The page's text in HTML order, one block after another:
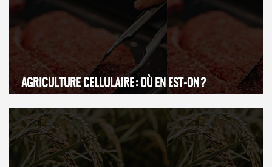
AGRICULTURE CELLULAIRE : OÙ EN EST-ON ?